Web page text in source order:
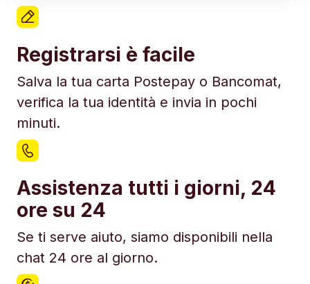
Registrarsi è facile
Salva la tua carta Postepay o Bancomat,
verifica la tua identità e invia in pochi
minuti.
Assistenza tutti i giorni, 24
ore su 24
Se ti serve aiuto, siamo disponibili nella
chat 24 ore al giorno.